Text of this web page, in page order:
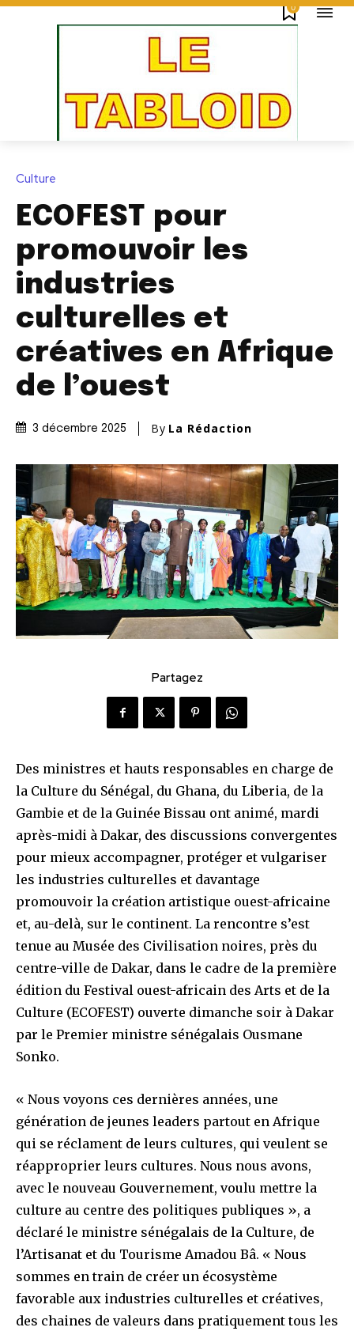
0
Culture
ECOFEST pour
promouvoir les
industries
culturelles et
créatives en Afrique
de l’ouest
3 décembre 2025 By La Rédaction
Partagez
Des ministres et hauts responsables en charge de
la Culture du Sénégal, du Ghana, du Liberia, de la
Gambie et de la Guinée Bissau ont animé, mardi
après-midi à Dakar, des discussions convergentes
pour mieux accompagner, protéger et vulgariser
les industries culturelles et davantage
promouvoir la création artistique ouest-africaine
et, au-delà, sur le continent. La rencontre s’est
tenue au Musée des Civilisation noires, près du
centre-ville de Dakar, dans le cadre de la première
édition du Festival ouest-africain des Arts et de la
Culture (ECOFEST) ouverte dimanche soir à Dakar
par le Premier ministre sénégalais Ousmane
Sonko.
« Nous voyons ces dernières années, une
génération de jeunes leaders partout en Afrique
qui se réclament de leurs cultures, qui veulent se
réapproprier leurs cultures. Nous nous avons,
avec le nouveau Gouvernement, voulu mettre la
culture au centre des politiques publiques », a
déclaré le ministre sénégalais de la Culture, de
l’Artisanat et du Tourisme Amadou Bâ. « Nous
sommes en train de créer un écosystème
favorable aux industries culturelles et créatives,
des chaines de valeurs dans pratiquement tous les